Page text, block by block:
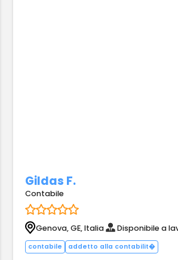
Gildas F.
Contabile
Genova, GE, Italia Disponibile a
contabile addetto alla contabilit�